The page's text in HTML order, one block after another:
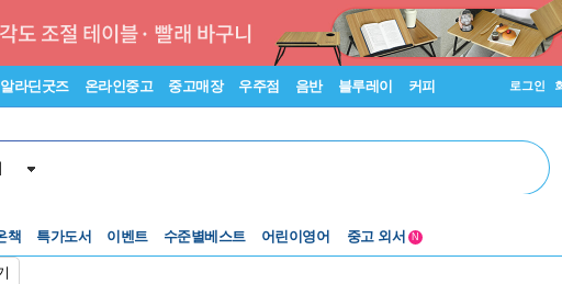
알라딘굿즈 온라인중고 중고매장 우주점 음반 블루레이 커피 로그인
책 특가도서 이벤트
수준별베스트
어린이영어
중고 외서
N